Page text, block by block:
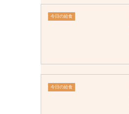
今日の給食
今日の給食